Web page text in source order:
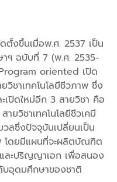
ตั้งขึ้นเมื่อพ.ศ. 2537 เป็น
ฯ ฉบับที่ 7 (พ.ศ. 2535-
oriented เปิด
วิชาเทคโนโลยีชีวภาพ ซึ่ง
เปิดใหม่อีก 3 สายวิชา คือ
ายวิชาเทคโนโลยีชีวเคมี
วลซึ่งปัจจุบันเปลี่ยนเป็น
โดยมีแผนที่จะผลิตบัณฑิต
ละปริญญาเอก เพื่อสนอง
บอุดมศึกษาของชาติ